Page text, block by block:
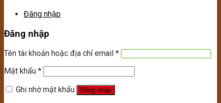
Đăng nhập
Đăng nhập
Tên tài khoản hoặc địa chỉ email *
Mật khẩu *
Ghi nhớ mật khẩu
Đăng nhập